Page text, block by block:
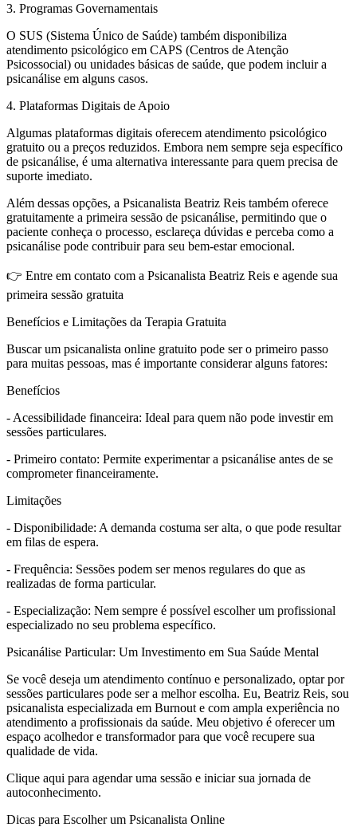
3. Programas Governamentais
O SUS (Sistema Único de Saúde) também disponibiliza
atendimento psicológico em CAPS (Centros de Atenção
Psicossocial) ou unidades básicas de saúde, que podem incluir a
psicanálise em alguns casos.
4. Plataformas Digitais de Apoio
Algumas plataformas digitais oferecem atendimento psicológico
gratuito ou a preços reduzidos. Embora nem sempre seja específico
de psicanálise, é uma alternativa interessante para quem precisa de
suporte imediato.
Além dessas opções, a Psicanalista Beatriz Reis também oferece
gratuitamente a primeira sessão de psicanálise, permitindo que o
paciente conheça o processo, esclareça dúvidas e perceba como a
psicanálise pode contribuir para seu bem-estar emocional.
👉 Entre em contato com a Psicanalista Beatriz Reis e agende sua
primeira sessão gratuita
Benefícios e Limitações da Terapia Gratuita
Buscar um psicanalista online gratuito pode ser o primeiro passo
para muitas pessoas, mas é importante considerar alguns fatores:
Benefícios
- Acessibilidade financeira: Ideal para quem não pode investir em
sessões particulares.
- Primeiro contato: Permite experimentar a psicanálise antes de se
comprometer financeiramente.
Limitações
- Disponibilidade: A demanda costuma ser alta, o que pode resultar
em filas de espera.
- Frequência: Sessões podem ser menos regulares do que as
realizadas de forma particular.
- Especialização: Nem sempre é possível escolher um profissional
especializado no seu problema específico.
Psicanálise Particular: Um Investimento em Sua Saúde Mental
Se você deseja um atendimento contínuo e personalizado, optar por
sessões particulares pode ser a melhor escolha. Eu, Beatriz Reis, sou
psicanalista especializada em Burnout e com ampla experiência no
atendimento a profissionais da saúde. Meu objetivo é oferecer um
espaço acolhedor e transformador para que você recupere sua
qualidade de vida.
Clique aqui para agendar uma sessão e iniciar sua jornada de
autoconhecimento.
Dicas para Escolher um Psicanalista Online